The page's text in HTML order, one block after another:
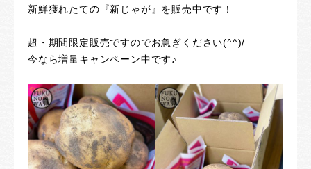
新鮮獲れたての『新じゃが』を販売中です！
超・期間限定販売ですのでお急ぎください(^^)/
今なら増量キャンペーン中です♪